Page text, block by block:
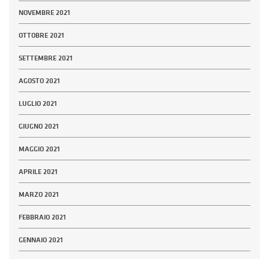
NOVEMBRE 2021
OTTOBRE 2021
SETTEMBRE 2021
AGOSTO 2021
LUGLIO 2021
GIUGNO 2021
MAGGIO 2021
APRILE 2021
MARZO 2021
FEBBRAIO 2021
GENNAIO 2021